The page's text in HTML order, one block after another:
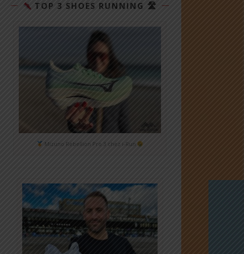
TOP 3 SHOES RUNNING 🛣
Mizuno Rebellion Pro 3 chez i-Run